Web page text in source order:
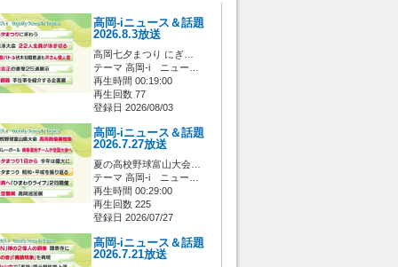
高岡-iニュース＆話題
2026.8.3放送
高岡七夕まつり にぎ…
テーマ 高岡-i ニュー…
再生時間 00:19:00
再生回数 77
登録日 2026/08/03
高岡-iニュース＆話題
2026.7.27放送
夏の高校野球富山大会…
テーマ 高岡-i ニュー…
再生時間 00:29:00
再生回数 225
登録日 2026/07/27
高岡-iニュース＆話題
2026.7.21放送